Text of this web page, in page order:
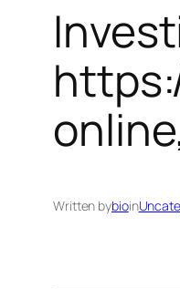
Written bybioin